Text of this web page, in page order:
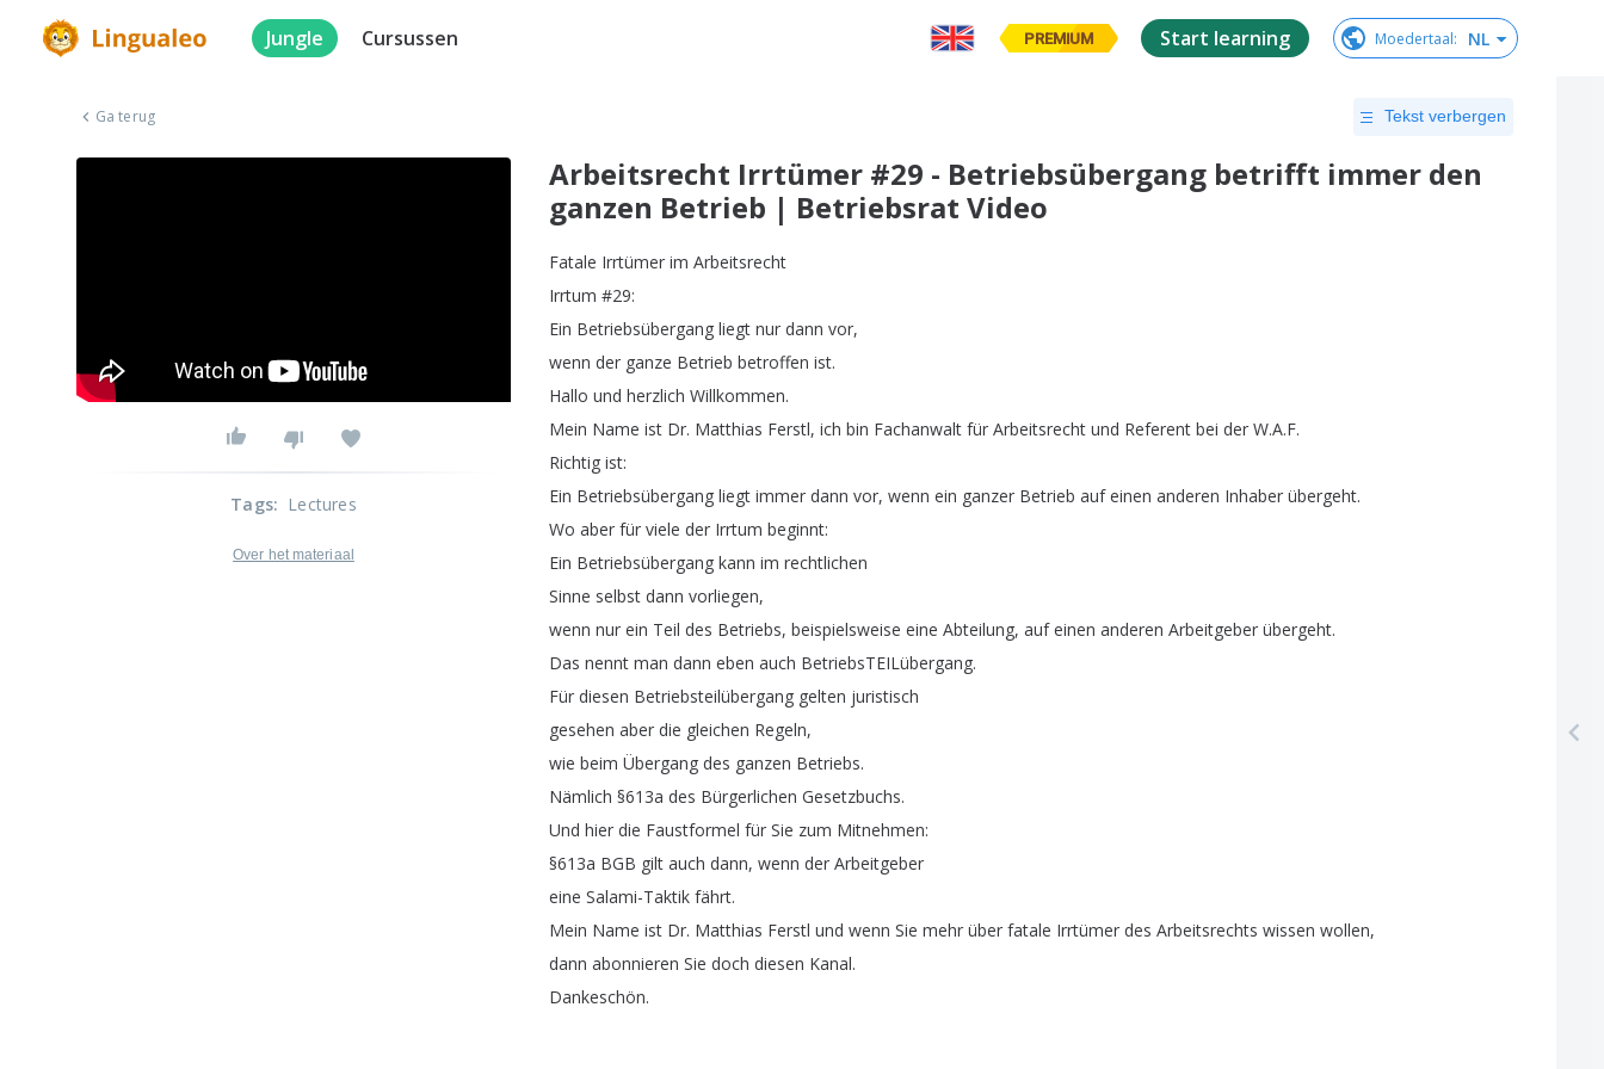
Jungle Cursussen PREMIUM Start learning Moedertaal: NL
Ga terug Tekst verbergen
Arbeitsrecht Irrtümer #29 - Betriebsübergang betrifft immer den
ganzen Betrieb | Betriebsrat Video
Fatale Irrtümer im Arbeitsrecht
Irrtum #29:
Ein Betriebsübergang liegt nur dann vor,
wenn der ganze Betrieb betroffen ist.
Hallo und herzlich Willkommen.
Mein Name ist Dr. Matthias Ferstl, ich bin Fachanwalt für Arbeitsrecht und Referent bei der W.A.F.
Richtig ist:
Ein Betriebsübergang liegt immer dann vor, wenn ein ganzer Betrieb auf einen anderen Inhaber übergeht.
Wo aber für viele der Irrtum beginnt:
Ein Betriebsübergang kann im rechtlichen
Sinne selbst dann vorliegen,
wenn nur ein Teil des Betriebs, beispielsweise eine Abteilung, auf einen anderen Arbeitgeber übergeht.
Das nennt man dann eben auch BetriebsTEILübergang.
Für diesen Betriebsteilübergang gelten juristisch
gesehen aber die gleichen Regeln,
wie beim Übergang des ganzen Betriebs.
Nämlich §613a des Bürgerlichen Gesetzbuchs.
Und hier die Faustformel für Sie zum Mitnehmen:
§613a BGB gilt auch dann, wenn der Arbeitgeber
eine Salami-Taktik fährt.
Mein Name ist Dr. Matthias Ferstl und wenn Sie mehr über fatale Irrtümer des Arbeitsrechts wissen wollen,
dann abonnieren Sie doch diesen Kanal.
Dankeschön.
Tags: Lectures
Over het materiaal